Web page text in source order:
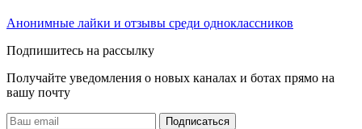
Анонимные лайки и отзывы среди одноклассников
Подпишитесь на рассылку
Получайте уведомления о новых каналах и ботаx прямо на
вашу почту
Подписаться